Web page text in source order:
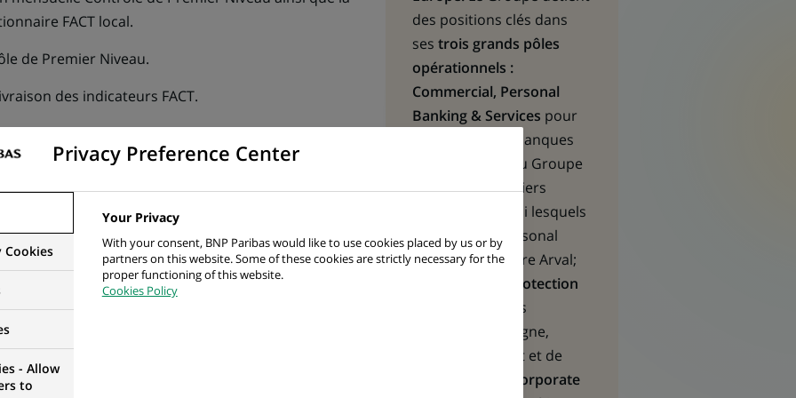
FACT local.
de Premier Niveau.
des indicateurs FACT.
Niveau
Niveau par la réalisation des tableaux de bord et
Pilotage du Risque Comptable (ancienne
mettre en place de nouveaux indicateurs.
niveau.
du contrôle comptable
du Contrôle Comptable de Premier Niveau et
DF via des comités trimestriels "Comité Pilotage
des positions clés dans
ses trois grands pôles
opérationnels :
Commercial, Personal
Banking & Services pour
l’ensemble des banques
commerciales du Groupe
et plusieurs métiers
spécialisés parmi lesquels
BNP Paribas Personal
Finance ou encore Arval;
Investment & Protection
pour les
solutions d’épargne,
d’investissement et de
Corporate
Privacy Preference Center
Cookies
- Allow
to
Your Privacy
With your consent, BNP Paribas would like to use cookies placed by us or by
partners on this website. Some of these cookies are strictly necessary for the
proper functioning of this website.
Cookies Policy